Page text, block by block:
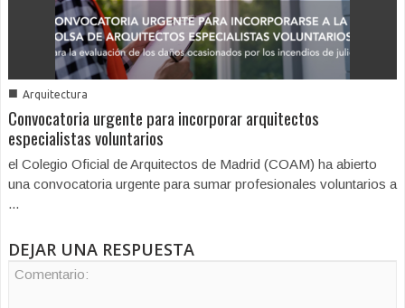
■ Arquitectura
Convocatoria urgente para incorporar arquitectos
especialistas voluntarios
el Colegio Oficial de Arquitectos de Madrid (COAM) ha abierto
una convocatoria urgente para sumar profesionales voluntarios a
...
DEJAR UNA RESPUESTA